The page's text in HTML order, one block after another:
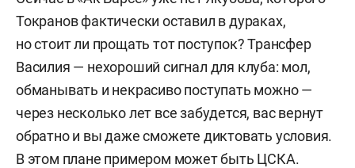
Токранов фактически оставил в дураках,
но стоит ли прощать тот поступок? Трансфер
Василия — нехороший сигнал для клуба: мол,
обманывать и некрасиво поступать можно —
через несколько лет все забудется, вас вернут
обратно и вы даже сможете диктовать условия.
В этом плане примером может быть ЦСКА.